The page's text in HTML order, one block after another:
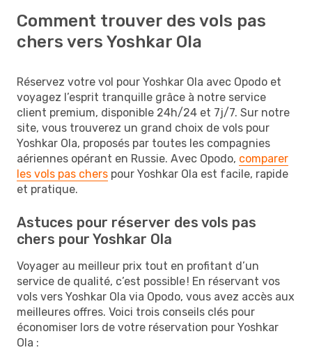
Comment trouver des vols pas
chers vers Yoshkar Ola
Réservez votre vol pour Yoshkar Ola avec Opodo et
voyagez l’esprit tranquille grâce à notre service
client premium, disponible 24h/24 et 7j/7. Sur notre
site, vous trouverez un grand choix de vols pour
Yoshkar Ola, proposés par toutes les compagnies
aériennes opérant en Russie. Avec Opodo, comparer
les vols pas chers pour Yoshkar Ola est facile, rapide
et pratique.
Astuces pour réserver des vols pas
chers pour Yoshkar Ola
Voyager au meilleur prix tout en profitant d’un
service de qualité, c’est possible ! En réservant vos
vols vers Yoshkar Ola via Opodo, vous avez accès aux
meilleures offres. Voici trois conseils clés pour
économiser lors de votre réservation pour Yoshkar
Ola :